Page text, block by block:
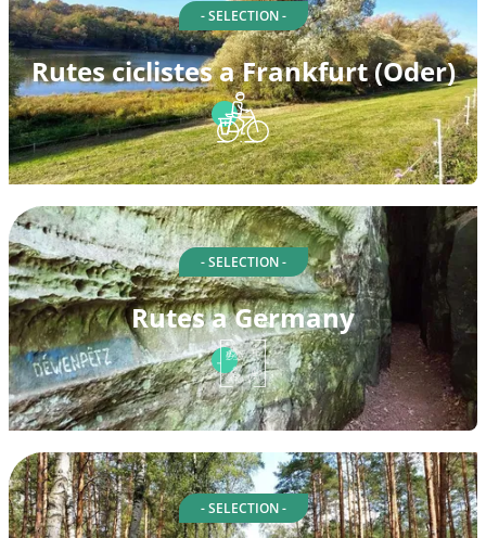
- SELECTION -
Rutes ciclistes a Frankfurt (Oder)
- SELECTION -
Rutes a Germany
- SELECTION -